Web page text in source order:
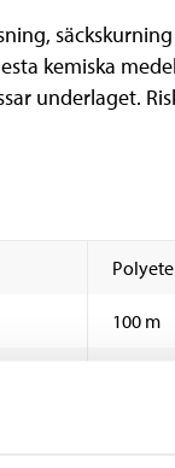
kemiska
underlaget.
100 m